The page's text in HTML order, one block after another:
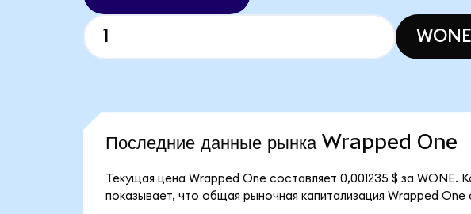
WONE
Последние данные рынка Wrapped One
Текущая цена Wrapped One составляет 0,001235 $ за WONE.
показывает, что общая рыночная капитализация Wrapped One